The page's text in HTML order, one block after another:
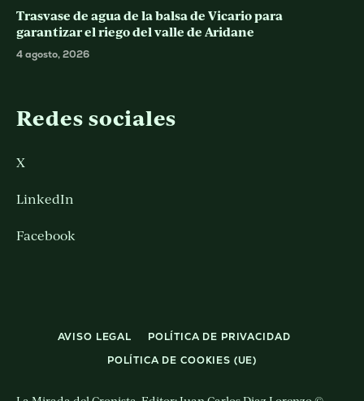
Trasvase de agua de la balsa de Vicario para
garantizar el riego del valle de Aridane
4 agosto, 2026
Redes sociales
X
LinkedIn
Facebook
AVISO LEGAL
POLÍTICA DE PRIVACIDAD
POLÍTICA DE COOKIES (UE)